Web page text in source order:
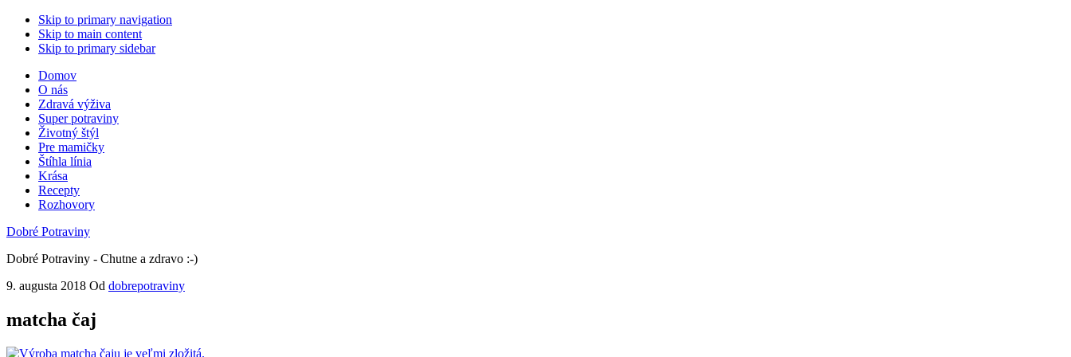
Skip to primary navigation
Skip to main content
Skip to primary sidebar
Domov
O nás
Zdravá výživa
Super potraviny
Životný štýl
Pre mamičky
Štíhla línia
Krása
Recepty
Rozhovory
Dobré Potraviny
Dobré Potraviny - Chutne a zdravo :-)
9. augusta 2018 Od dobrepotraviny
matcha čaj